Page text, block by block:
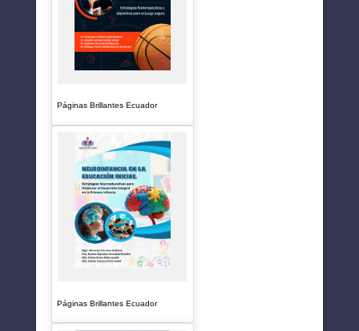
Páginas Brillantes Ecuador
Páginas Brillantes Ecuador